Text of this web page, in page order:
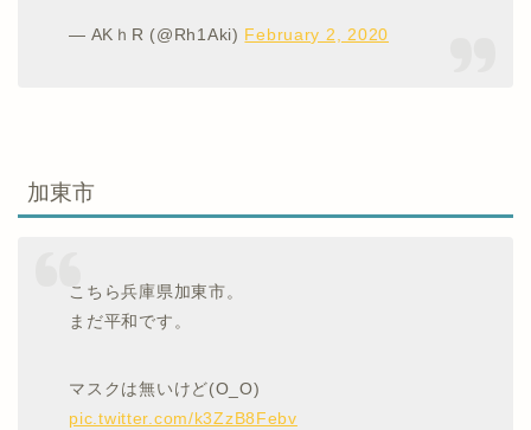
— AKｈR (@Rh1Aki) February 2, 2020
加東市
こちら兵庫県加東市。
まだ平和です。
マスクは無いけど(O_O)
pic.twitter.com/k3ZzB8Febv